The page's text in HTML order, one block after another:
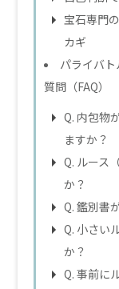
宝石専門
カギ
パライバ
質問（FAQ）
Q. 内包物
ますか？
Q. ルース
か？
Q. 鑑別書
Q. 小さい
か？
Q. 事前に